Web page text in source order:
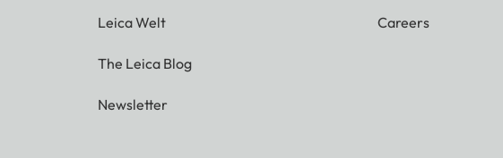
Leica Welt
The Leica Blog
Newsletter
Careers